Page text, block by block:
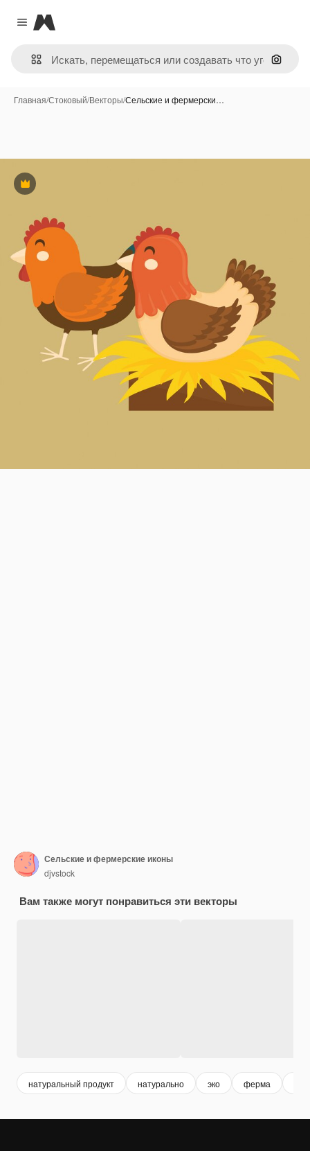
Close menu
Magnific
Поиск
Главная/Стоковый/Векторы/Сельские и фермерски…
Премиум
Сельские и фермерские иконы
djvstock
Вам также могут понравиться эти векторы
натуральный продукт натурально эко ферма